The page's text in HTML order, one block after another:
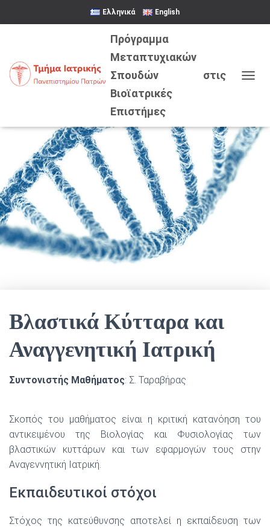
Ελληνικά English
Λ
Α
Γ
Βλαστικά Κύτταρα και
Αναγγενητική Ιατρική
Συντονιστής Μαθήματος: Σ. Ταραβήρας
Σκοπός του μαθήματος είναι η κριτική κατανόηση του
αντικειμένου της Βιολογίας και Φυσιολογίας των
βλαστικών κυττάρων και των εφαρμογών τους στην
Αναγεννητική Ιατρική.
Εκπαιδευτικοί στόχοι
Στόχος της κατεύθυνσης αποτελεί η εκπαίδευση των